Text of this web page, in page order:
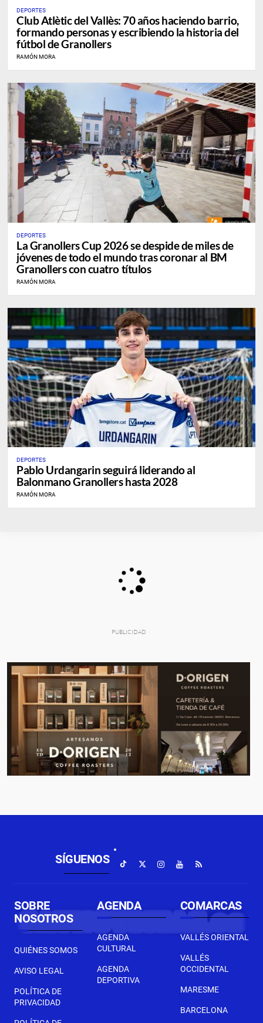
DEPORTES
Club Atlètic del Vallès: 70 años haciendo barrio,
formando personas y escribiendo la historia del
fútbol de Granollers
RAMÓN MORA
DEPORTES
La Granollers Cup 2026 se despide de miles de
jóvenes de todo el mundo tras coronar al BM
Granollers con cuatro títulos
RAMÓN MORA
DEPORTES
Pablo Urdangarin seguirá liderando al
Balonmano Granollers hasta 2028
RAMÓN MORA
SÍGUENOS
SOBRE
NOSOTROS
QUIÉNES SOMOS
AVISO LEGAL
POLÍTICA DE
PRIVACIDAD
AGENDA
AGENDA
CULTURAL
AGENDA
DEPORTIVA
COMARCAS
VALLÉS ORIENTAL
VALLÉS
OCCIDENTAL
MARESME
BARCELONA